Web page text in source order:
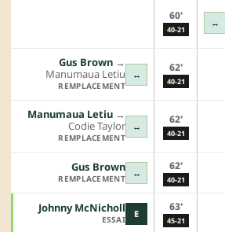
60'
40-21
↔
↔
Gus Brown →︎
Manumaua Letiu
REMPLACEMENT
62'
40-21
↔
Manumaua Letiu →︎
Codie Taylor
REMPLACEMENT
62'
40-21
↔
Gus Brown
REMPLACEMENT
62'
40-21
E
Johnny McNicholl
ESSAI
63'
45-21